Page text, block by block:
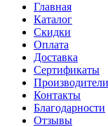
Главная
Каталог
Скидки
Оплата
Доставка
Сертификаты
Производители
Контакты
Благодарности
Отзывы